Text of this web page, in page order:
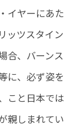
イヤーにあた
ッツスタイン
合、バーンス
に、必ず姿を
こと日本では
親しまれてい